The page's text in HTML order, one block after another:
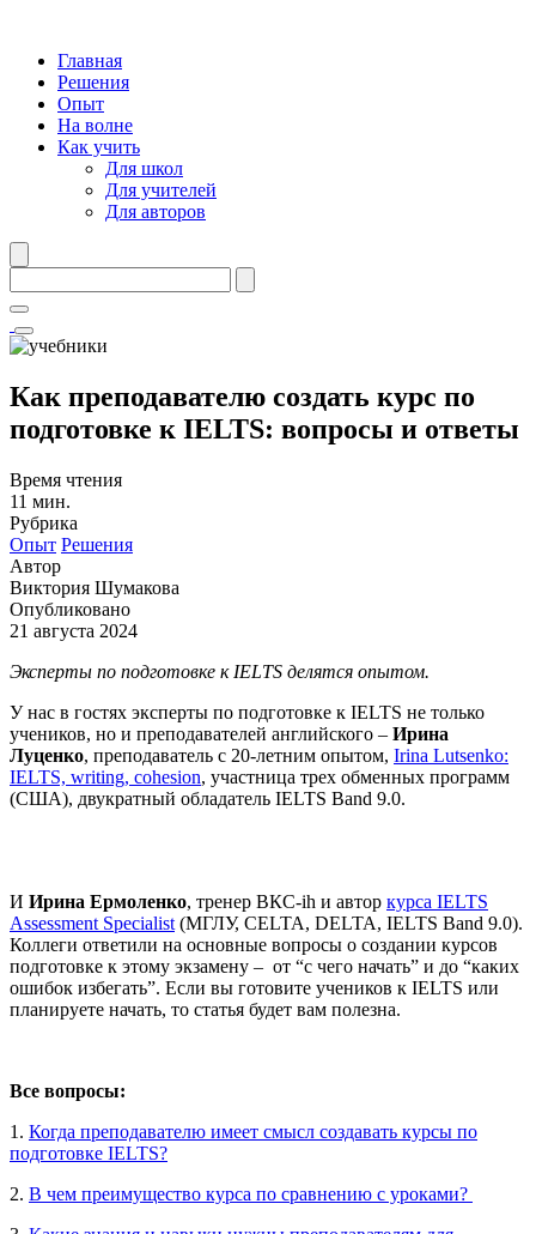
Главная
Решения
Опыт
На волне
Как учить
Для школ
Для учителей
Для авторов
Как преподавателю создать курс по
подготовке к IELTS: вопросы и ответы
Время чтения
11 мин.
Рубрика
Опыт Решения
Автор
Виктория Шумакова
Опубликовано
21 августа 2024
Эксперты по подготовке к IELTS делятся опытом.
У нас в гостях эксперты по подготовке к IELTS не только
учеников, но и преподавателей английского – Ирина
Луценко, преподаватель с 20-летним опытом, Irina Lutsenko:
IELTS, writing, cohesion, участница трех обменных программ
(США), двукратный обладатель IELTS Band 9.0.
И Ирина Ермоленко, тренер ВКС-ih и автор курса IELTS
Assessment Specialist (МГЛУ, CELTA, DELTA, IELTS Band 9.0).
Коллеги ответили на основные вопросы о создании курсов
подготовке к этому экзамену – от “с чего начать” и до “каких
ошибок избегать”. Если вы готовите учеников к IELTS или
планируете начать, то статья будет вам полезна.
Все вопросы:
1. Когда преподавателю имеет смысл создавать курсы по
подготовке IELTS?
2. В чем преимущество курса по сравнению с уроками?